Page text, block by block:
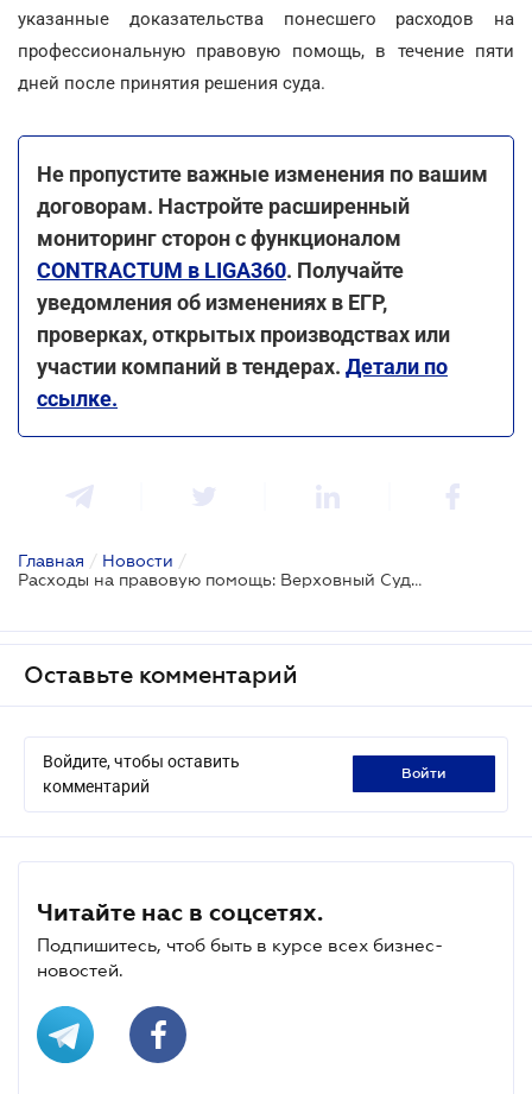
указанные доказательства понесшего расходов на
профессиональную правовую помощь, в течение пяти
дней после принятия решения суда.
Не пропустите важные изменения по вашим
договорам. Настройте расширенный
мониторинг сторон с функционалом
CONTRACTUM в LIGA360. Получайте
уведомления об изменениях в ЕГР,
проверках, открытых производствах или
участии компаний в тендерах. Детали по
ссылке.
Главная / Новости /
Расходы на правовую помощь: Верховный Суд назвал три важных момента
Оставьте комментарий
Войдите, чтобы оставить
комментарий
войти
Читайте нас в соцсетях.
Подпишитесь, чтоб быть в курсе всех бизнес-
новостей.